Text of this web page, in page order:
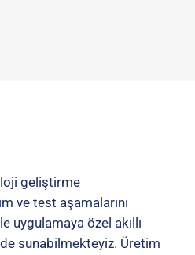
geliştirme
ve test aşamalarını
özel akıllı
sunabilmekteyiz. Üretim